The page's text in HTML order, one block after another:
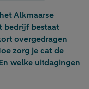
Alkmaarse
bedrijf bestaat
overgedragen
zorg je dat de
welke uitdagingen